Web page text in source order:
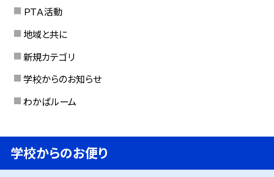
ＰＴＡ活動
地域と共に
新規カテゴリ
学校からのお知らせ
わかばルーム
学校からのお便り